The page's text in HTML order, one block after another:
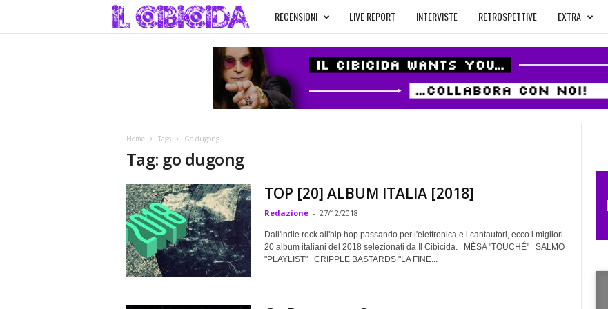
l
C
c
i
RECENSIONI LIVE REPORT INTERVISTE RETROSPETTIVE EXTRA
Home Tags Go dugong
Tag: go dugong
TOP [20] ALBUM ITALIA [2018]
Redazione - 27/12/2018
Dall'indie rock all'hip hop passando per l'elettronica e i cantautori, ecco i migliori
20 album italiani del 2018 selezionati da Il Cibicida. MÈSA "TOUCHÉ" SALMO
"PLAYLIST" CRIPPLE BASTARDS "LA FINE...